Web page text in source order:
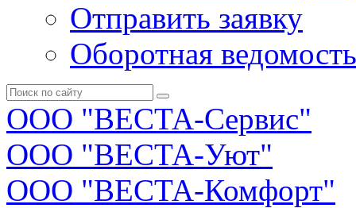
Отправить заявку
Оборотная ведомость
ООО "ВЕСТА-Сервис"
ООО "ВЕСТА-Уют"
ООО "ВЕСТА-Комфорт"